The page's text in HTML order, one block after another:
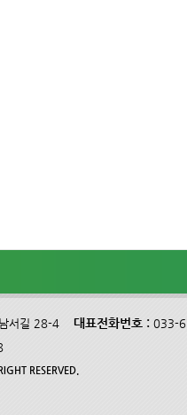
남서길 28-4 대표전화번호 : 033-
RESERVED.